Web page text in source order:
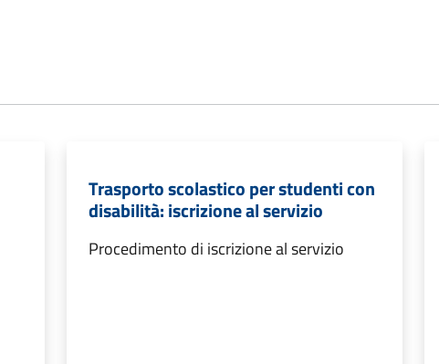
Trasporto scolastico per studenti con
disabilità: iscrizione al servizio
Procedimento di iscrizione al servizio